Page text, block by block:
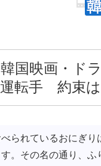
国映画・ドラ
運転手 約束
られているおにぎり
。その名の通り、